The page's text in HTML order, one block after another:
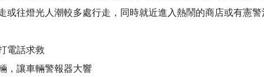
或往燈光人潮較多處行走，同時就近進入熱鬧的商店或有憲
電話求救
，讓車輛警報器大響